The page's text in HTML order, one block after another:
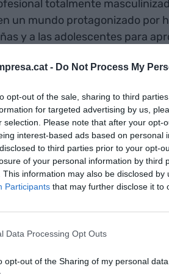
- Do Not Process My
opt-out of the sale, sharing to third
for targeted advertising by us,
selection. Please note that after your opt-
interest-based ads based on personal
to third parties prior to your opt-
of your personal information by third
This information may also be disclosed
Participants that may further disclose it to
Data Processing Opt Outs
opt-out of the Sharing of my personal data.
totalmente
un mundo protagonizado por
y a las adolescentes para
yVIA Empresa, se ha
la vida de cinco
de hombres", desde la
y las finanzas. ¿Unspoiler?
en las escuelas, buscar
al frente de las
Y una sorpresa final: un
mucho que decir".
de las cifras sobre la igualdad
y alarmantes. Pero, para
de victimizarse, sino de